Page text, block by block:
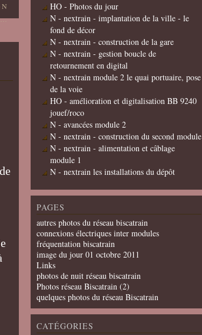
N
…
HO - Photos du jour
N - nextrain - implantation de la ville - le
fond de décor
N - nextrain - construction de la gare
N - nextrain - gestion boucle de
retournement en digital
N - nextrain module 2 le quai portuaire, pose
de la voie
HO - amélioration et digitalisation BB 9240
jouef/roco
N - avancées module 2
N - nextrain - construction du second module
N - nextrain - alimentation et câblage
module 1
N - nextrain les installations du dépôt
PAGES
autres photos du réseau biscatrain
connexions électriques inter modules
fréquentation biscatrain
image du jour 01 octobre 2011
Links
photos de nuit réseau biscatrain
Photos réseau Biscatrain (2)
quelques photos du réseau Biscatrain
CATÉGORIES